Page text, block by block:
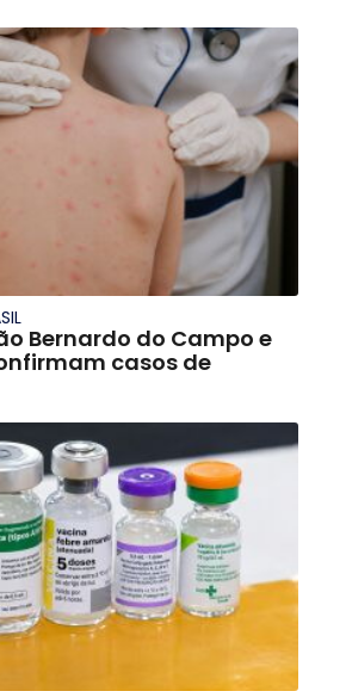
Bernardo do Campo e
casos de